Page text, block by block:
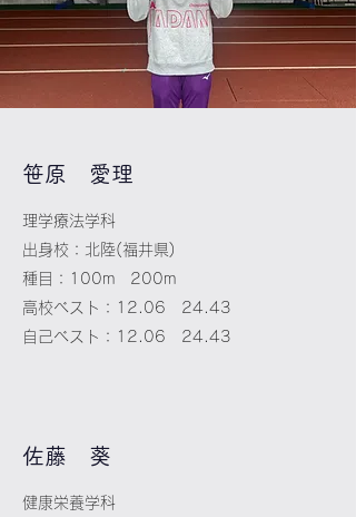
​​佐藤 葵
健康栄養学科
​笹原 愛理
理学療法学科
出身校：北陸(福井県)
種目：100m 200m
高校ベスト：12.06 24.43
​自己ベスト：12.06 24.43